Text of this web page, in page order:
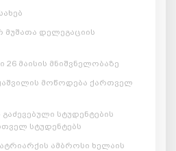
მუშათა დელეგაციის
26 მაისის მნიშვნელობაზე
მოწოდება ქართველ
სტუდენტების
სტუდენტებს
ამბროსი ხელაის